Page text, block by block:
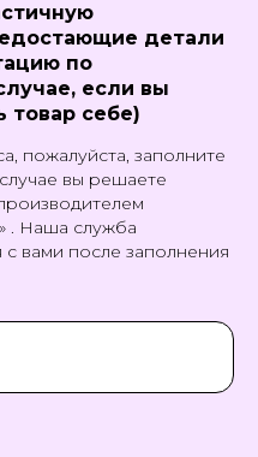
детали
по
если вы
товар себе)
пожалуйста, заполните
вы решаете
. Наша служба
вами после заполнения